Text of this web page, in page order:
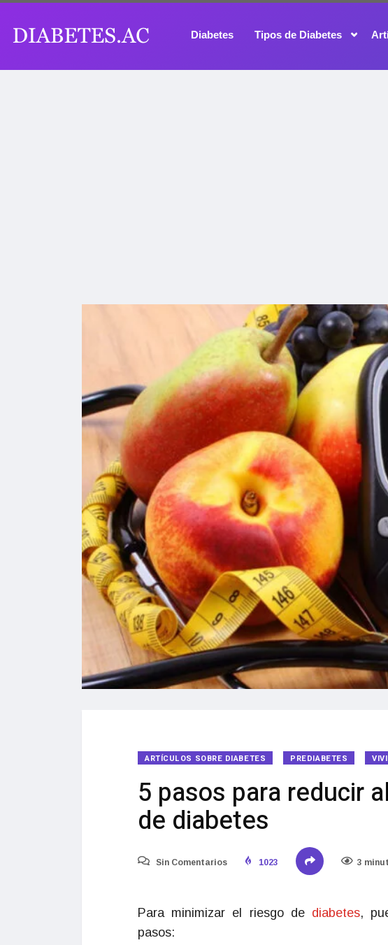
Diabetes Tipos de Diabetes
ARTÍCULOS SOBRE DIABETES PREDIABETES
5 pasos para reducir
de diabetes
Sin Comentarios 1023 3
Para minimizar el riesgo de diabetes,
pasos: